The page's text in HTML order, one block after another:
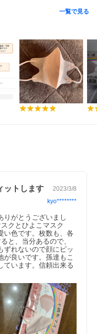
一覧で見る
ットします 2023/3/8
kyo********
りがとうございまし
クとひよこマスク
い色です。枚数も、各
と、当分あるので、
ずれないので顔にピッ
が良いです。孫達もこ
ています。信頼出来る